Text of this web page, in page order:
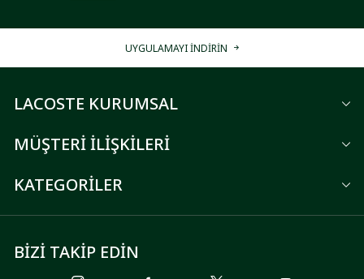
UYGULAMAYI İNDİRİN
LACOSTE KURUMSAL
MÜŞTERİ İLİŞKİLERİ
KATEGORİLER
BİZİ TAKİP EDİN